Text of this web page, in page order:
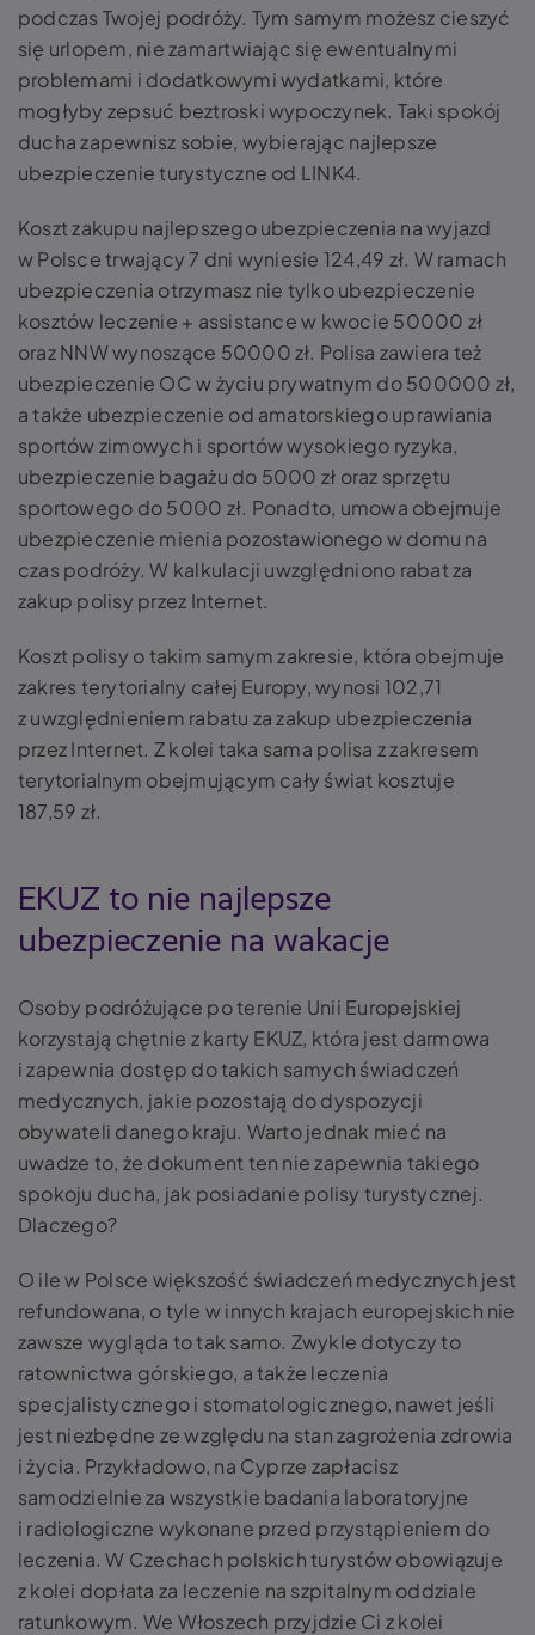
podczas Twojej podróży. Tym samym możesz cieszyć
się urlopem, nie zamartwiając się ewentualnymi
problemami i dodatkowymi wydatkami, które
mogłyby zepsuć beztroski wypoczynek. Taki spokój
ducha zapewnisz sobie, wybierając najlepsze
ubezpieczenie turystyczne od LINK4.
Koszt zakupu najlepszego ubezpieczenia na wyjazd
w Polsce trwający 7 dni wyniesie 124,49 zł. W ramach
ubezpieczenia otrzymasz nie tylko ubezpieczenie
kosztów leczenie + assistance w kwocie 50000 zł
oraz NNW wynoszące 50000 zł. Polisa zawiera też
ubezpieczenie OC w życiu prywatnym do 500000 zł,
a także ubezpieczenie od amatorskiego uprawiania
sportów zimowych i sportów wysokiego ryzyka,
ubezpieczenie bagażu do 5000 zł oraz sprzętu
sportowego do 5000 zł. Ponadto, umowa obejmuje
ubezpieczenie mienia pozostawionego w domu na
czas podróży. W kalkulacji uwzględniono rabat za
zakup polisy przez Internet.
Koszt polisy o takim samym zakresie, która obejmuje
zakres terytorialny całej Europy, wynosi 102,71
z uwzględnieniem rabatu za zakup ubezpieczenia
przez Internet. Z kolei taka sama polisa z zakresem
terytorialnym obejmującym cały świat kosztuje
187,59 zł.
EKUZ to nie najlepsze
ubezpieczenie na wakacje
Osoby podróżujące po terenie Unii Europejskiej
korzystają chętnie z karty EKUZ, która jest darmowa
i zapewnia dostęp do takich samych świadczeń
medycznych, jakie pozostają do dyspozycji
obywateli danego kraju. Warto jednak mieć na
uwadze to, że dokument ten nie zapewnia takiego
spokoju ducha, jak posiadanie polisy turystycznej.
Dlaczego?
O ile w Polsce większość świadczeń medycznych jest
refundowana, o tyle w innych krajach europejskich nie
zawsze wygląda to tak samo. Zwykle dotyczy to
ratownictwa górskiego, a także leczenia
specjalistycznego i stomatologicznego, nawet jeśli
jest niezbędne ze względu na stan zagrożenia zdrowia
i życia. Przykładowo, na Cyprze zapłacisz
samodzielnie za wszystkie badania laboratoryjne
i radiologiczne wykonane przed przystąpieniem do
leczenia. W Czechach polskich turystów obowiązuje
z kolei dopłata za leczenie na szpitalnym oddziale
ratunkowym. We Włoszech przyjdzie Ci z kolei